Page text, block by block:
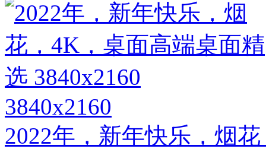
3840x2160
2022年，新年快乐，烟